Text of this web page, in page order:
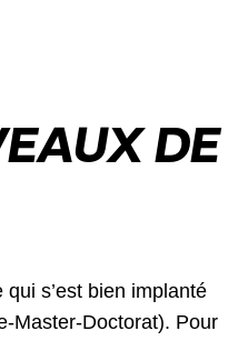
DE
s’est bien implanté
Master-Doctorat). Pour